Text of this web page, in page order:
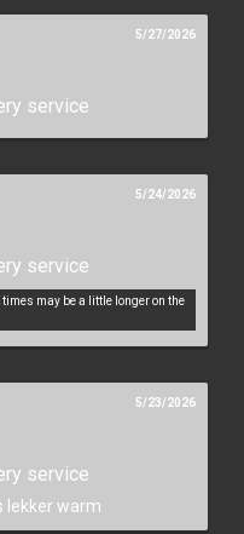
service
5/27/2026
service
may be a little longer on the
5/24/2026
service
lekker warm
5/23/2026